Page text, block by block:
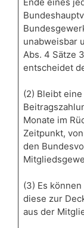
unabweisbar
Abs. 4 Sätze
entscheidet
(2) Bleibt
Monate im
Zeitpunkt,
den
(3) Es
diese zur
aus der